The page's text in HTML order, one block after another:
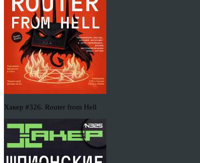
Хакер #326. Router from Hell